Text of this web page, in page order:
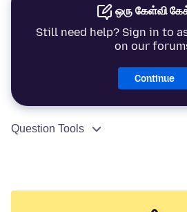
ஒரு கேள்வி
Still need help? Sign in to
on our
Continue
Question Tools